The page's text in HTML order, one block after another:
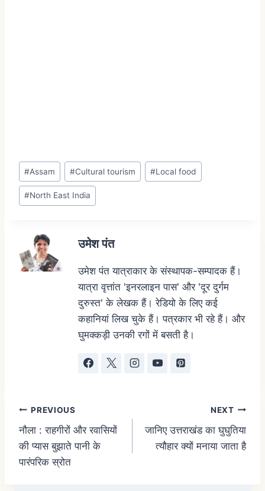
#Assam #Cultural tourism #Local food
#North East India
उमेश पंत
उमेश पंत यात्राकार के संस्थापक-सम्पादक हैं।
यात्रा वृत्तांत 'इनरलाइन पास' और 'दूर दुर्गम
दुरुस्त' के लेखक हैं। रेडियो के लिए कई
कहानियां लिख चुके हैं। पत्रकार भी रहे हैं। और
घुमक्कड़ी उनकी रगों में बसती है।
PREVIOUS
नौला : राहगीरों और रवासियों
की प्यास बुझाते पानी के
पारंपरिक स्रोत
NEXT
जानिए उत्तराखंड का घुघुतिया
त्यौहार क्यों मनाया जाता है